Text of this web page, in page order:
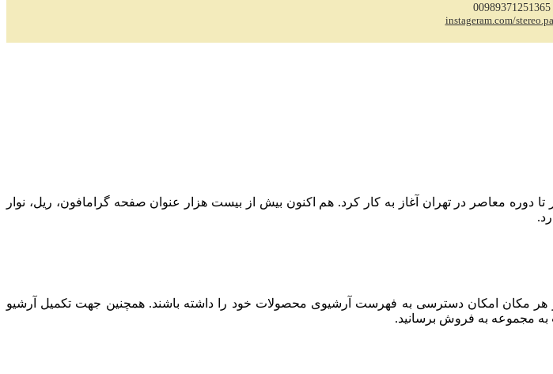
00989371251365
instageram.com/
دوره قاجار تا دوره معاصر در تهران آغاز به کار کرد. هم اکنون بیش از بیست هزار عنوان صفحه گرامافون، ریل، نوار
هر مکان امکان دسترسی به فهرست آرشیوی محصولات خود را داشته باشند. همچنین جهت تکمیل آرشیو
به مجموعه به فروش برسانید.